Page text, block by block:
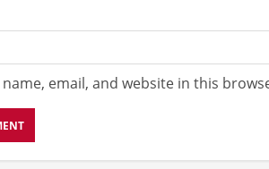
name, email, and website in this